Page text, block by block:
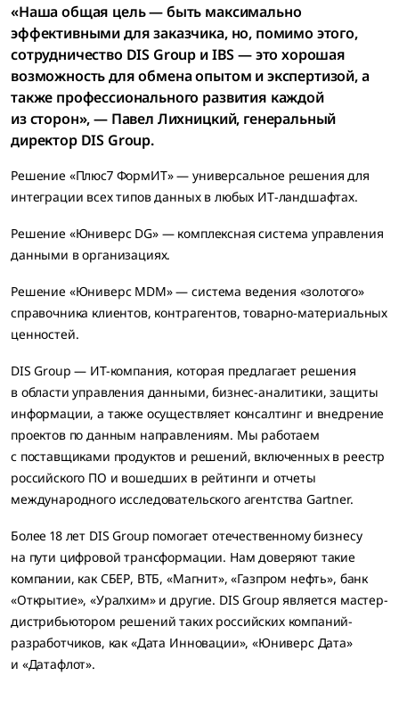
«Наша общая цель — быть максимально
эффективными для заказчика, но, помимо этого,
сотрудничество DIS Group и IBS — это хорошая
возможность для обмена опытом и экспертизой, а
также профессионального развития каждой
из сторон», — Павел Лихницкий, генеральный
директор DIS Group.
Решение «Плюс7 ФормИТ» — универсальное решения для
интеграции всех типов данных в любых ИТ-ландшафтах.
Решение «Юниверс DG» — комплексная система управления
данными в организациях.
Решение «Юниверс MDM» — система ведения «золотого»
справочника клиентов, контрагентов, товарно-материальных
ценностей.
DIS Group — ИT-компания, которая предлагает решения
в области управления данными, бизнес-аналитики, защиты
информации, а также осуществляет консалтинг и внедрение
проектов по данным направлениям. Мы работаем
с поставщиками продуктов и решений, включенных в реестр
российского ПО и вошедших в рейтинги и отчеты
международного исследовательского агентства Gartner.
Более 18 лет DIS Group помогает отечественному бизнесу
на пути цифровой трансформации. Нам доверяют такие
компании, как СБЕР, ВТБ, «Магнит», «Газпром нефть», банк
«Открытие», «Уралхим» и другие. DIS Group является мастер-
дистрибьютором решений таких российских компаний-
разработчиков, как «Дата Инновации», «Юниверс Дата»
и «Датафлот».